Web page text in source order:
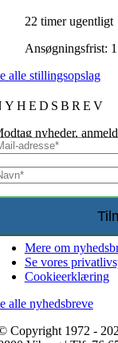
22 timer ugentligt
Ansøgningsfrist:
alle stillingsopslag
nyheder,
Mere om
Se vores
Cookieerklæring
alle nyhedsbreve
Copyright 1972 -